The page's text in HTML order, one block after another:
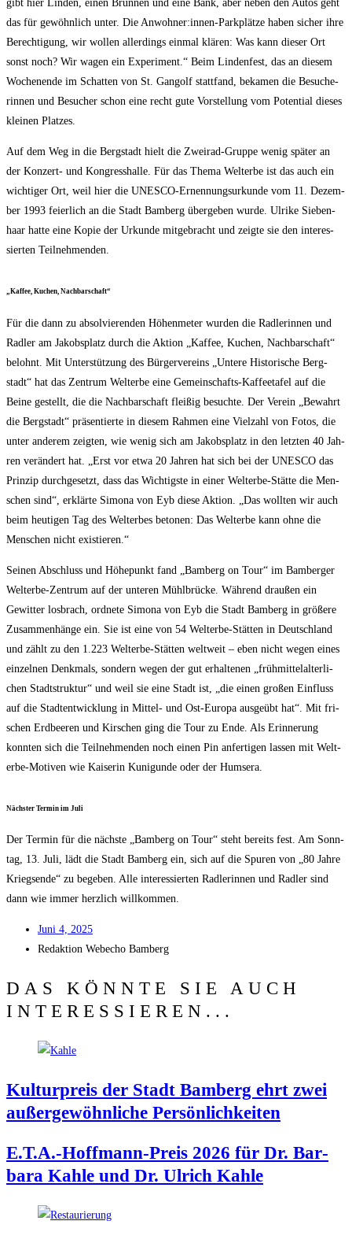
gibt hier Lin­den, einen Brun­nen und eine Bank, aber neben den Autos geht
das für gewöhn­lich unter. Die Anwohner:innen-Parkplätze haben sicher ihre
Berech­ti­gung, wir wol­len aller­dings ein­mal klä­ren: Was kann die­ser Ort
sonst noch? Wir wagen ein Expe­ri­ment.“ Beim Lin­den­fest, das an die­sem
Wochen­en­de im Schat­ten von St. Gan­golf statt­fand, beka­men die Besu­che­
rin­nen und Besu­cher schon eine recht gute Vor­stel­lung vom Poten­ti­al die­ses
klei­nen Platzes.
Auf dem Weg in die Berg­stadt hielt die Zwei­rad-Grup­pe wenig spä­ter an
der Kon­zert- und Kon­gress­hal­le. Für das The­ma Welt­erbe ist das auch ein
wich­ti­ger Ort, weil hier die UNESCO-Ernen­nungs­ur­kun­de vom 11. Dezem­
ber 1993 fei­er­lich an die Stadt Bam­berg über­ge­ben wur­de. Ulri­ke Sie­ben­
haar hat­te eine Kopie der Urkun­de mit­ge­bracht und zeig­te sie den inter­es­
sier­ten Teilnehmenden.
„Kaf­fee, Kuchen, Nachbarschaft“
Für die dann zu absol­vie­ren­den Höhen­me­ter wur­den die Rad­le­rin­nen und
Rad­ler am Jakobs­platz durch die Akti­on „Kaf­fee, Kuchen, Nach­bar­schaft“
belohnt. Mit Unter­stüt­zung des Bür­ger­ver­eins „Unte­re His­to­ri­sche Berg­
stadt“ hat das Zen­trum Welt­erbe eine Gemein­schafts-Kaf­fee­ta­fel auf die
Bei­ne gestellt, die die Nach­bar­schaft flei­ßig besuch­te. Der Ver­ein „Bewahrt
die Berg­stadt“ prä­sen­tier­te in die­sem Rah­men eine Viel­zahl von Fotos, die
unter ande­rem zeig­ten, wie wenig sich am Jakobs­platz in den letz­ten 40 Jah­
ren ver­än­dert hat. „Erst vor etwa 20 Jah­ren hat sich bei der UNESCO das
Prin­zip durch­ge­setzt, dass das Wich­tigs­te in einer Welt­erbe-Stät­te die Men­
schen sind“, erklär­te Simo­na von Eyb die­se Akti­on. „Das woll­ten wir auch
beim heu­ti­gen Tag des Welt­erbes beto­nen: Das Welt­erbe kann ohne die
Men­schen nicht existieren.“
Sei­nen Abschluss und Höhe­punkt fand „Bam­berg on Tour“ im Bam­ber­ger
Welt­erbe-Zen­trum auf der unte­ren Mühl­brü­cke. Wäh­rend drau­ßen ein
Gewit­ter los­brach, ord­ne­te Simo­na von Eyb die Stadt Bam­berg in grö­ße­re
Zusam­men­hän­ge ein. Sie ist eine von 54 Welt­erbe-Stät­ten in Deutsch­land
und zählt zu den 1.223 Welt­erbe-Stät­ten welt­weit – eben nicht wegen eines
ein­zel­nen Denk­mals, son­dern wegen der gut erhal­te­nen „früh­mit­tel­al­ter­li­
chen Stadt­struk­tur“ und weil sie eine Stadt ist, „die einen gro­ßen Ein­fluss
auf die Stadt­ent­wick­lung in Mit­tel- und Ost-Euro­pa aus­ge­übt hat“. Mit fri­
schen Erd­bee­ren und Kir­schen ging die Tour zu Ende. Als Erin­ne­rung
konn­ten sich die Teil­neh­men­den noch einen Pin anfer­ti­gen las­sen mit Welt­
erbe-Moti­ven wie Kai­se­rin Kuni­gun­de oder der Humsera.
Nächs­ter Ter­min im Juli
Der Ter­min für die nächs­te „Bam­berg on Tour“ steht bereits fest. Am Sonn­
tag, 13. Juli, lädt die Stadt Bam­berg ein, sich auf die Spu­ren von „80 Jah­re
Kriegs­en­de“ zu bege­ben. Alle inter­es­sier­ten Rad­le­rin­nen und Rad­ler sind
dann wie immer herz­lich willkommen.
Juni 4, 2025
Redak­ti­on Web­echo Bamberg
DAS KÖNNTE SIE AUCH
INTERESSIEREN...
Kul­tur­preis der Stadt Bam­berg ehrt zwei
außer­ge­wöhn­li­che Persönlichkeiten
E.T.A.-Hoffmann-Preis 2026 für Dr. Bar­
ba­ra Kah­le und Dr. Ulrich Kahle